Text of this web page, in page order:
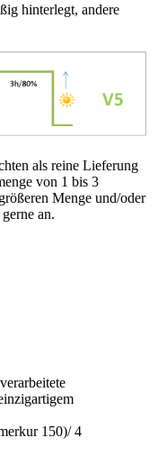
hinterlegt, andere
als reine Lieferung
von 1 bis 3
Menge und/oder
an.
150)/ 4